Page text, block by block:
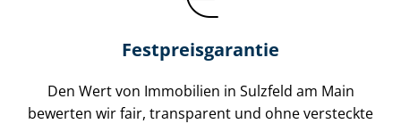
Festpreis​garantie
Den Wert von Immobilien in Sulzfeld am Main
bewerten wir fair, transparent und ohne versteckte